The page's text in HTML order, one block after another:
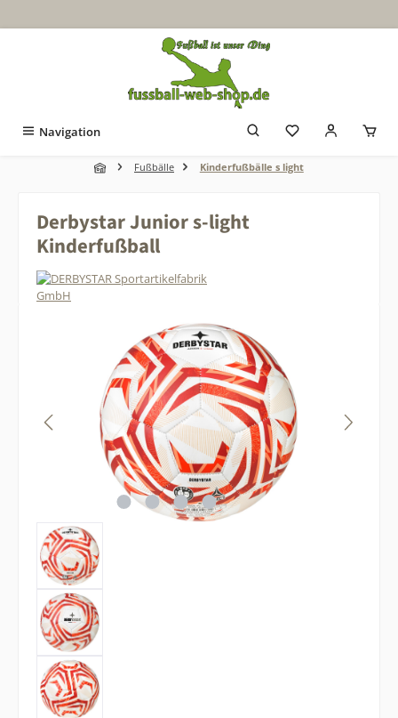
Navigation
Fußbälle Kinderfußbälle s light
Derbystar Junior s-light
Kinderfußball
Bildergalerie überspringen